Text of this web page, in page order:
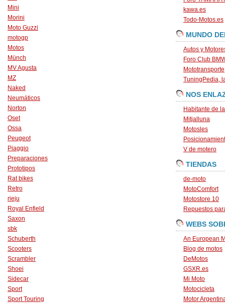
Mini
Morini
Moto Guzzi
motogp
Motos
Münch
MV Agusta
MZ
Naked
Neumáticos
Norton
Oset
Ossa
Peugeot
Piaggio
Preparaciones
Prototipos
Rat bikes
Retro
rieju
Royal Enfield
Saxon
sbk
Schuberth
Scooters
Scrambler
Shoei
Sidecar
Sport
Sport Touring
kawa.es
Todo-Motos.es
MUNDO
Autos y
Foro Club
Mototransporte
TuningPedia,
NOS
Habitante de
Mitjalluna
Motosles
V de motero
TIENDAS
de-moto
MotoComfort
Motostore 10
Repuestos
WEBS
An European
Blog de motos
DeMotos
GSXR.es
Mi Moto
Motocicleta
Motor